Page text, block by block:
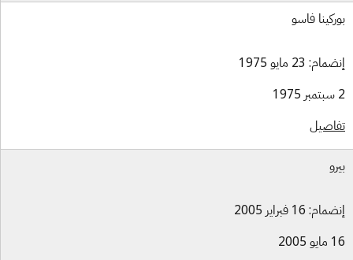
فاسو
23 مايو 1975
16 فبراير 2005